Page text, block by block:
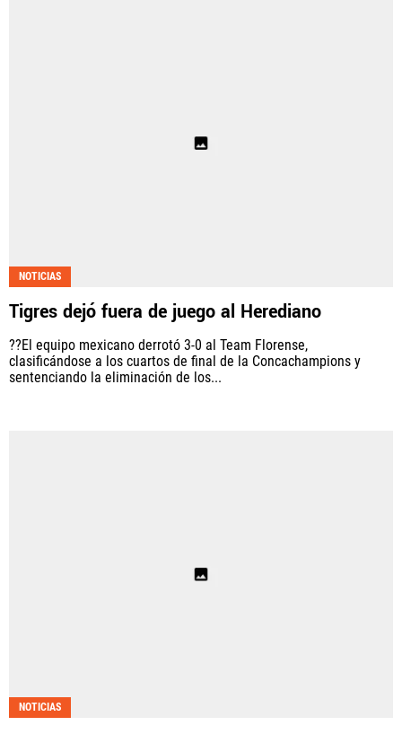
NOTICIAS
Tigres dejó fuera de juego al Herediano
??El equipo mexicano derrotó 3-0 al Team Florense,
clasificándose a los cuartos de final de la Concachampions y
sentenciando la eliminación de los...
NOTICIAS